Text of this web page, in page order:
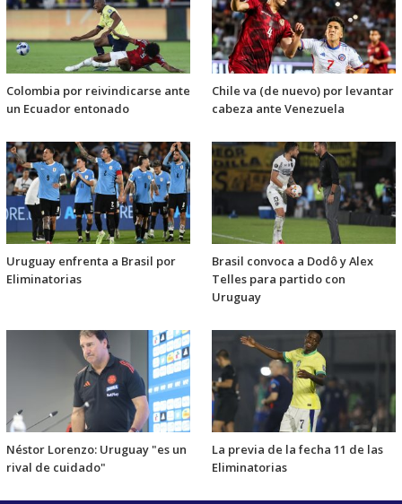
Colombia por reivindicarse ante
un Ecuador entonado
Chile va (de nuevo) por levantar
cabeza ante Venezuela
Uruguay enfrenta a Brasil por
Eliminatorias
Brasil convoca a Dodô y Alex
Telles para partido con
Uruguay
Néstor Lorenzo: Uruguay "es un
rival de cuidado"
La previa de la fecha 11 de las
Eliminatorias